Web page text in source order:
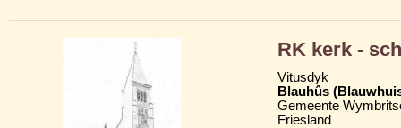
RK kerk -
Vitusdyk
Blauhûs
Gemeente
Friesland